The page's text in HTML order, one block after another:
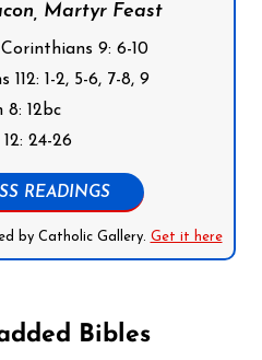
Martyr Feast
9: 6-10
112: 1-2, 5-6, 7-8, 9
8: 12bc
12: 24-26
READINGS
by Catholic Gallery. Get it here
Bibles